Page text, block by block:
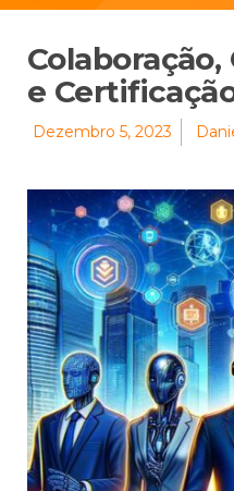
e
Dezembro 5, 2023